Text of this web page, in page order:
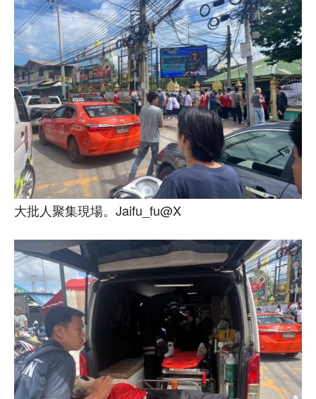
大批人聚集現場。Jaifu_fu@X